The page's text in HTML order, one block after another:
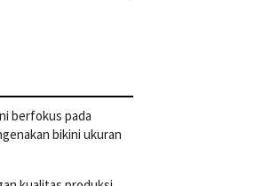
berfokus pada
bikini ukuran